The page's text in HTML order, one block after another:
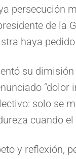
persecución
de
haya
su
solo se
cuando
y reflexión,